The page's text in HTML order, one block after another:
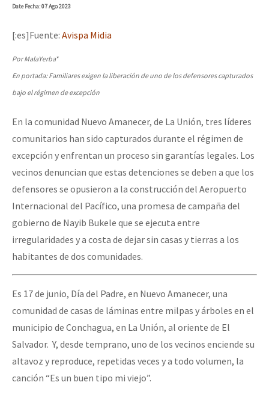
DateFecha: 07 Ago 2023
[:es]Fuente: Avispa Midia
Por MalaYerba*
En portada: Familiares exigen la liberación de uno de los defensores capturados
bajo el régimen de excepción
En la comunidad Nuevo Amanecer, de La Unión, tres líderes
comunitarios han sido capturados durante el régimen de
excepción y enfrentan un proceso sin garantías legales. Los
vecinos denuncian que estas detenciones se deben a que los
defensores se opusieron a la construcción del Aeropuerto
Internacional del Pacífico, una promesa de campaña del
gobierno de Nayib Bukele que se ejecuta entre
irregularidades y a costa de dejar sin casas y tierras a los
habitantes de dos comunidades.
Es 17 de junio, Día del Padre, en Nuevo Amanecer, una
comunidad de casas de láminas entre milpas y árboles en el
municipio de Conchagua, en La Unión, al oriente de El
Salvador. Y, desde temprano, uno de los vecinos enciende su
altavoz y reproduce, repetidas veces y a todo volumen, la
canción “Es un buen tipo mi viejo”.